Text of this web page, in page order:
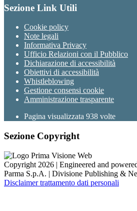
Sezione Link Utili
Cookie policy
Note legali
Informativa Privacy
Ufficio Relazioni con il Pubblico
Dichiarazione di accessibilità
Obiettivi di accessibilità
Whistleblowing
Gestione consensi cookie
Amministrazione trasparente
Pagina visualizzata 938 volte
Sezione Copyright
Copyright 2026 | Engineered and
Parma S.p.A. | Divisione Publishing &
Disclaimer trattamento dati personali